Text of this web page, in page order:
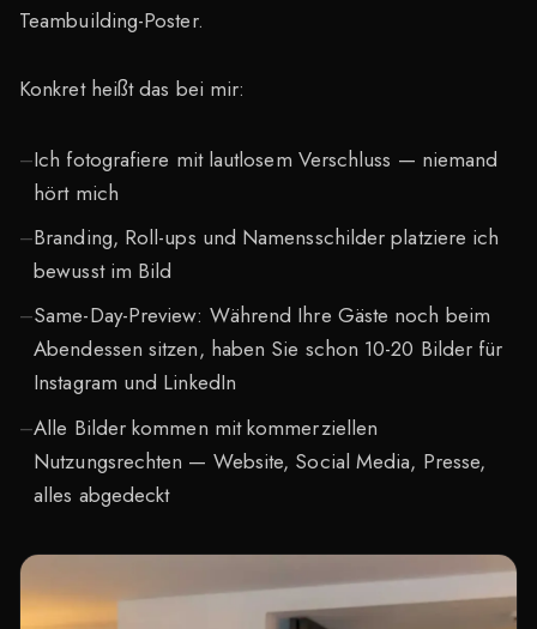
Teambuilding-Poster.
Konkret heißt das bei mir:
Ich fotografiere mit lautlosem Verschluss — niemand
hört mich
Branding, Roll-ups und Namensschilder platziere ich
bewusst im Bild
Same-Day-Preview: Während Ihre Gäste noch beim
Abendessen sitzen, haben Sie schon 10-20 Bilder für
Instagram und LinkedIn
Alle Bilder kommen mit kommerziellen
Nutzungsrechten — Website, Social Media, Presse,
alles abgedeckt